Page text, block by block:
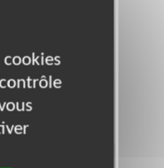
cookies